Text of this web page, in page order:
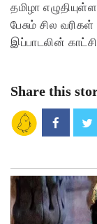
தமிழா
பேசும் சில
இப்பாடலின்
Share this